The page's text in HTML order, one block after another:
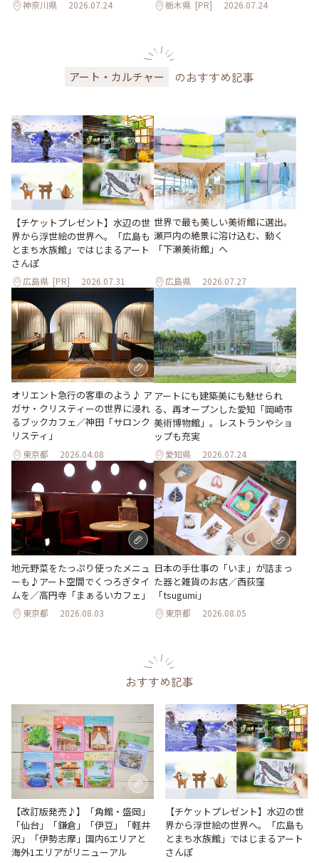
神奈川県 2026.07.24 栃木県 [PR] 2026.07.24
アート・カルチャー のおすすめ記事
【チケットプレゼント】水辺の世
界から浮世絵の世界へ。「広島も
とまち水族館」ではじまるアート
さんぽ
広島県 [PR] 2026.07.31
世界で最も美しい美術館に選出。
瀬戸内の絶景に溶け込む、動く
「下瀬美術館」へ
広島県 2026.07.27
オリエント急行の客車のよう♪ ア
ガサ・クリスティーの世界に浸れ
るブックカフェ／神田「サロンク
リスティ」
東京都 2026.04.08
アートにも建築美にも魅せられ
る、再オープンした愛知「岡崎市
美術博物館」。レストランやショ
ップも充実
愛知県 2026.07.24
地元野菜をたっぷり使ったメニュ
ーも♪アート空間でくつろぎタイ
ムを／高円寺「まぁるいカフェ」
東京都 2026.08.03
日本の手仕事の「いま」が詰まっ
た器と雑貨のお店／西荻窪
「tsugumi」
東京都 2026.08.05
おすすめ記事
【改訂版発売♪】「角館・盛岡」
「仙台」「鎌倉」「伊豆」「軽井
沢」「伊勢志摩」国内6エリアと
海外1エリアがリニューアル
【チケットプレゼント】水辺の世
界から浮世絵の世界へ。「広島も
とまち水族館」ではじまるアート
さんぽ